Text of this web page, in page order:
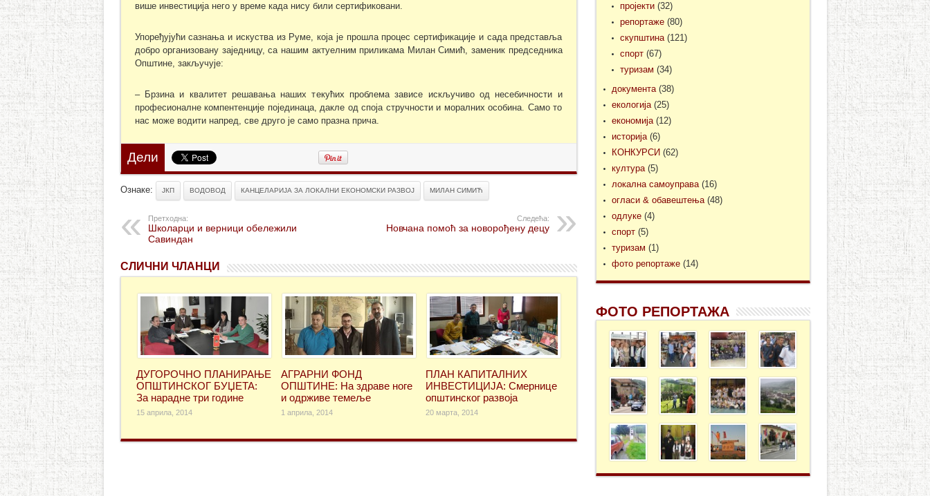
више инвестиција него у време када нису били сертификовани.
Упоређујући сазнања и искуства из Руме, која је прошла процес сертификације и сада представља
добро организовану заједницу, са нашим актуелним приликама Милан Симић, заменик председника
Општине, закључује:
– Брзина и квалитет решавања наших текућих проблема зависе искључиво од несебичности и
професионалне компентенције појединаца, дакле од споја стручности и моралних особина. Само то
нас може водити напред, све друго је само празна прича.
Дели
Ознаке: ЈКП ВОДОВОД КАНЦЕЛАРИЈА ЗА ЛОКАЛНИ ЕКОНОМСКИ РАЗВОЈ МИЛАН СИМИЋ
Претходна:
Школарци и верници обележили
Савиндан
Следећа:
Новчана помоћ за новорођену децу
СЛИЧНИ ЧЛАНЦИ
ДУГОРОЧНО ПЛАНИРАЊЕ
ОПШТИНСКОГ БУЏЕТА:
За нарадне три године
15 априла, 2014
АГРАРНИ ФОНД
ОПШТИНЕ: На здраве ноге
и одрживе темеље
1 априла, 2014
ПЛАН КАПИТАЛНИХ
ИНВЕСТИЦИЈА: Смернице
општинског развоја
20 марта, 2014
пројекти(32)
репортаже(80)
скупштина(121)
спорт(67)
туризам (34)
документа(38)
екологија(25)
економија(12)
историја(6)
КОНКУРСИ (62)
култура(5)
локална самоуправа(16)
огласи & обавештења(48)
одлуке(4)
спорт(5)
туризам (1)
фото репортаже(14)
ФОТО РЕПОРТАЖА